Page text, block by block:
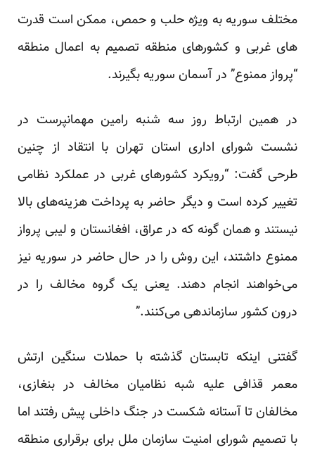
مختلف سوریه به ویژه حلب و حمص، ممکن است قدرت
های غربی و کشورهای منطقه تصمیم به اعمال منطقه
“پرواز ممنوع” در آسمان سوریه بگیرند.
در همین ارتباط روز سه شنبه رامین مهمانپرست در
نشست شورای اداری استان تهران با انتقاد از چنین
طرحی گفت: “رویکرد کشورهای غربی در عملکرد نظامی
تغییر کرده است و دیگر حاضر به پرداخت هزینه‌های بالا
نیستند و همان گونه که در عراق، افغانستان و لیبی پرواز
ممنوع داشتند، این روش را در حال حاضر در سوریه نیز
می‌خواهند انجام دهند. یعنی یک گروه مخالف را در
درون کشور سازماندهی می‌کنند.”
گفتنی اینکه تابستان گذشته با حملات سنگین ارتش
معمر قذافی علیه شبه نظامیان مخالف در بنغازی،
مخالفان تا آستانه شکست در جنگ داخلی پیش رفتند اما
با تصمیم شورای امنیت سازمان ملل برای برقراری منطقه